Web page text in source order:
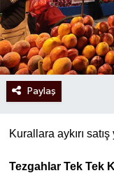
Paylaş
Kurallara aykırı
Tezgahlar Tek Tek